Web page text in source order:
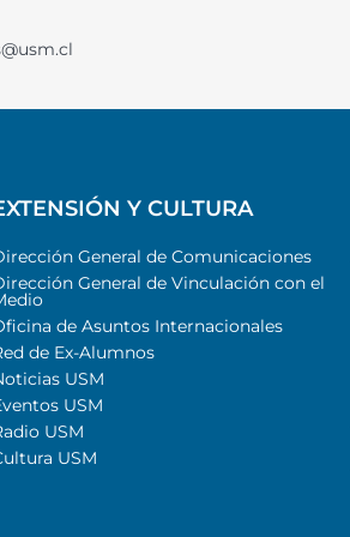
Y CULTURA
General de Comunicaciones
General de Vinculación con el
de Asuntos Internacionales
de Ex-Alumnos
USM
USM
USM
USM